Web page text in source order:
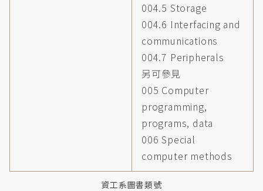
資工系圖書類號
004.5 Storage
004.6 Interfacing and
communications
004.7 Peripherals
另可參見
005 Computer
programming,
programs, data
006 Special
computer methods